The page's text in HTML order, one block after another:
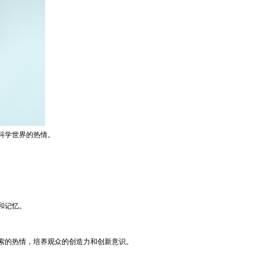
世界的热情。
忆。
热情，培养观众的创造力和创新意识。